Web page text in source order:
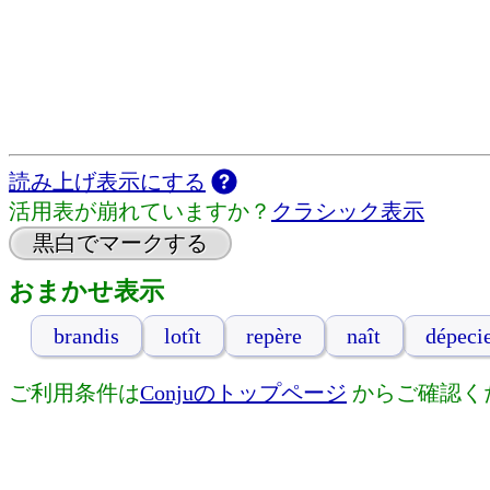
読み上げ表示にする
活用表が崩れていますか？ クラシック表示
黒白でマークする
おまかせ表示
brandis lotît repère naît
ご利用条件はConjuのトップページ からご確認く